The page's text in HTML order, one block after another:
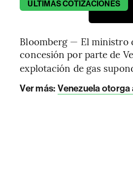
ÚLTIMASCOTIZACIONES
Bloomberg — El ministro
concesión por parte de
explotación de gas
Ver más: Venezuela otorga